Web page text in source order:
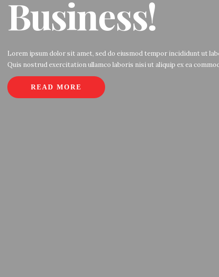
Business!
Lorem ipsum dolor sit amet, sed do eiusmod tempor incididunt ut
Quis nostrud exercitation ullamco laboris nisi ut aliquip ex ea
READ MORE